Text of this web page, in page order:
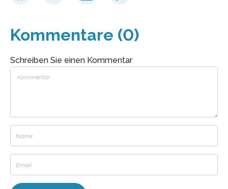
Kommentare (0)
Schreiben Sie einen Kommentar